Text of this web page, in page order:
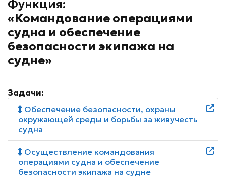
Функция:
«Командование операциями
судна и обеспечение
безопасности экипажа на
судне»
Задачи:
Обеспечение безопасности, охраны
окружающей среды и борьбы за живучесть
судна
Осуществление командования
операциями судна и обеспечение
безопасности экипажа на судне